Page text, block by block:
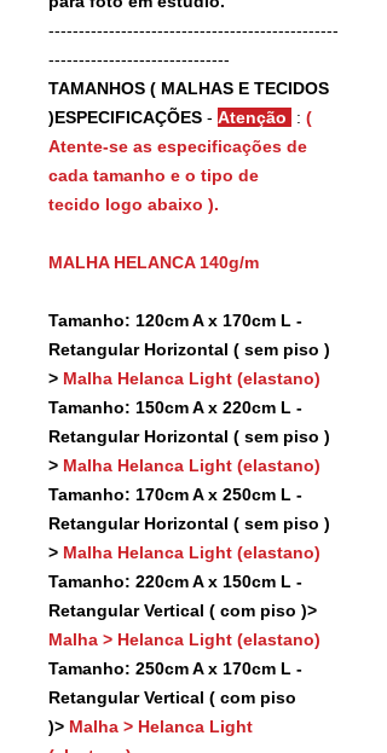
------------------------------------------------
------------------------------
TAMANHOS ( MALHAS E TECIDOS
)ESPECIFICAÇÕES - Atenção : (
Atente-se as especificações de
cada tamanho e o tipo de
tecido logo abaixo ).
MALHA HELANCA 140g/m
Tamanho: 120cm A x 170cm L -
Retangular Horizontal ( sem piso )
> Malha Helanca Light (elastano)
Tamanho: 150cm A x 220cm L -
Retangular Horizontal ( sem piso )
> Malha Helanca Light (elastano)
Tamanho: 170cm A x 250cm L -
Retangular Horizontal ( sem piso )
> Malha Helanca Light (elastano)
Tamanho: 220cm A x 150cm L -
Retangular Vertical ( com piso )>
Malha > Helanca Light (elastano)
Tamanho: 250cm A x 170cm L -
Retangular Vertical ( com piso
)> Malha > Helanca Light